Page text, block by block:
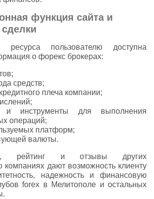
функция сайта и
ресурса пользователю доступна
о форекс брокерах:
средств;
плеча компании;
и инструменты для выполнения
операций;
платформ;
валюты.
рейтинг и отзывы других
компаниях дают возможность клиенту
надежность и финансовую
forex в Мелитополе и остальных